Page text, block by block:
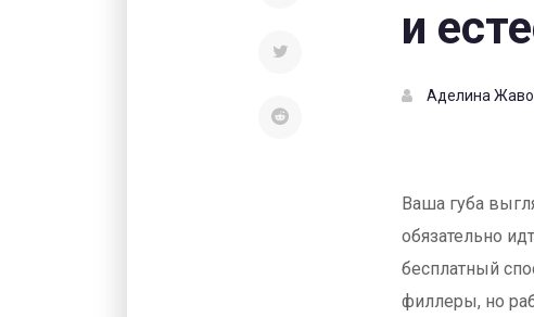
и
Аделина
Ваша губа
обязательно
бесплатный
филлеры, но